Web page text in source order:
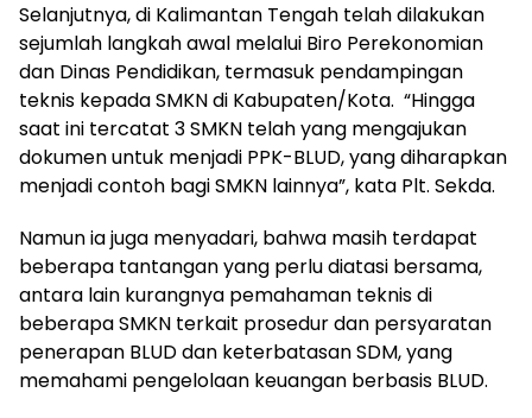
Selanjutnya, di Kalimantan Tengah telah dilakukan
sejumlah langkah awal melalui Biro Perekonomian
dan Dinas Pendidikan, termasuk pendampingan
teknis kepada SMKN di Kabupaten/Kota. “Hingga
saat ini tercatat 3 SMKN telah yang mengajukan
dokumen untuk menjadi PPK-BLUD, yang diharapkan
menjadi contoh bagi SMKN lainnya”, kata Plt. Sekda.
Namun ia juga menyadari, bahwa masih terdapat
beberapa tantangan yang perlu diatasi bersama,
antara lain kurangnya pemahaman teknis di
beberapa SMKN terkait prosedur dan persyaratan
penerapan BLUD dan keterbatasan SDM, yang
memahami pengelolaan keuangan berbasis BLUD.